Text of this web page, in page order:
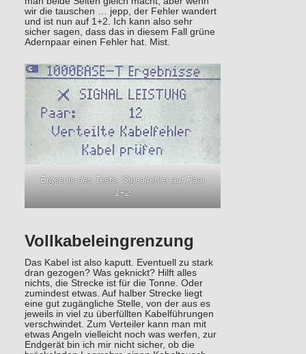
wir die tauschen … jepp, der Fehler wandert
und ist nun auf 1+2. Ich kann also sehr
sicher sagen, dass das in diesem Fall grüne
Adernpaar einen Fehler hat. Mist.
Ergebnis des Tests. Signalfehler auf Paar
1+2
Vollkabeleingrenzung
Das Kabel ist also kaputt. Eventuell zu stark
dran gezogen? Was geknickt? Hilft alles
nichts, die Strecke ist für die Tonne. Oder
zumindest etwas. Auf halber Strecke liegt
eine gut zugängliche Stelle, von der aus es
jeweils in viel zu überfüllten Kabelführungen
verschwindet. Zum Verteiler kann man mit
etwas Angeln vielleicht noch was werfen, zur
Endgerät bin ich mir nicht sicher, ob die